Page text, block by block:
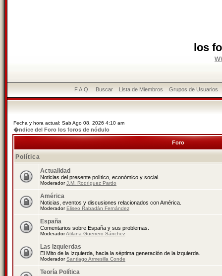
los
F.A.Q. Buscar Lista de Miembros Grupos de Usuarios
Fecha y hora actual: Sab Ago 08, 2026 4:10 am
�ndice del Foro los foros de nódulo
Foro
Política
Actualidad
Noticias del presente político, económico y social.
ModeradorJ.M. Rodríguez Pardo
América
Noticias, eventos y discusiones relacionados con América.
ModeradorEliseo Rabadán Fernández
España
Comentarios sobre España y sus problemas.
ModeradorAtilana Guerrero Sánchez
Las Izquierdas
El Mito de la Izquierda, hacia la séptima generación de la izquierda.
ModeradorSantiago Armesilla Conde
Teoría Política